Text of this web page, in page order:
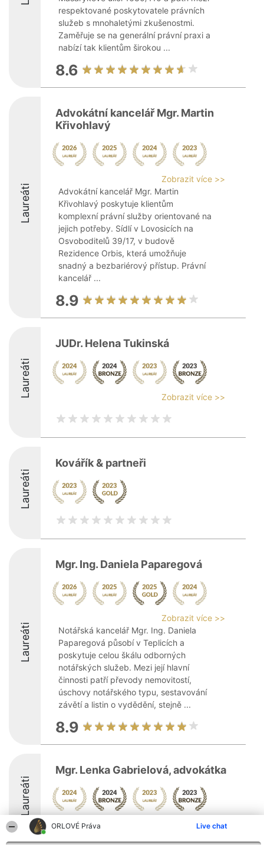
ORLOVÉ Práva Live chat
respektované poskytovatele právních
služeb s mnohaletými zkušenostmi.
Zaměřuje se na generální právní praxi a
nabízí tak klientům širokou ...
8.6
Laureáti
Advokátní kancelář Mgr. Martin
Křivohlavý
Zobrazit více >>
Advokátní kancelář Mgr. Martin
Křivohlavý poskytuje klientům
komplexní právní služby orientované na
jejich potřeby. Sídlí v Lovosicích na
Osvoboditelů 39/17, v budově
Rezidence Orbis, která umožňuje
snadný a bezbariérový přístup. Právní
kancelář ...
8.9
Laureáti
JUDr. Helena Tukinská
Zobrazit více >>
Laureáti
Kovářík & partneři
Laureáti
Mgr. Ing. Daniela Paparegová
Zobrazit více >>
Notářská kancelář Mgr. Ing. Daniela
Paparegová působí v Teplicích a
poskytuje celou škálu odborných
notářských služeb. Mezi její hlavní
činnosti patří převody nemovitostí,
úschovy notářského typu, sestavování
závětí a listin o vydědění, stejně ...
8.9
Laureáti
Mgr. Lenka Gabrielová, advokátka